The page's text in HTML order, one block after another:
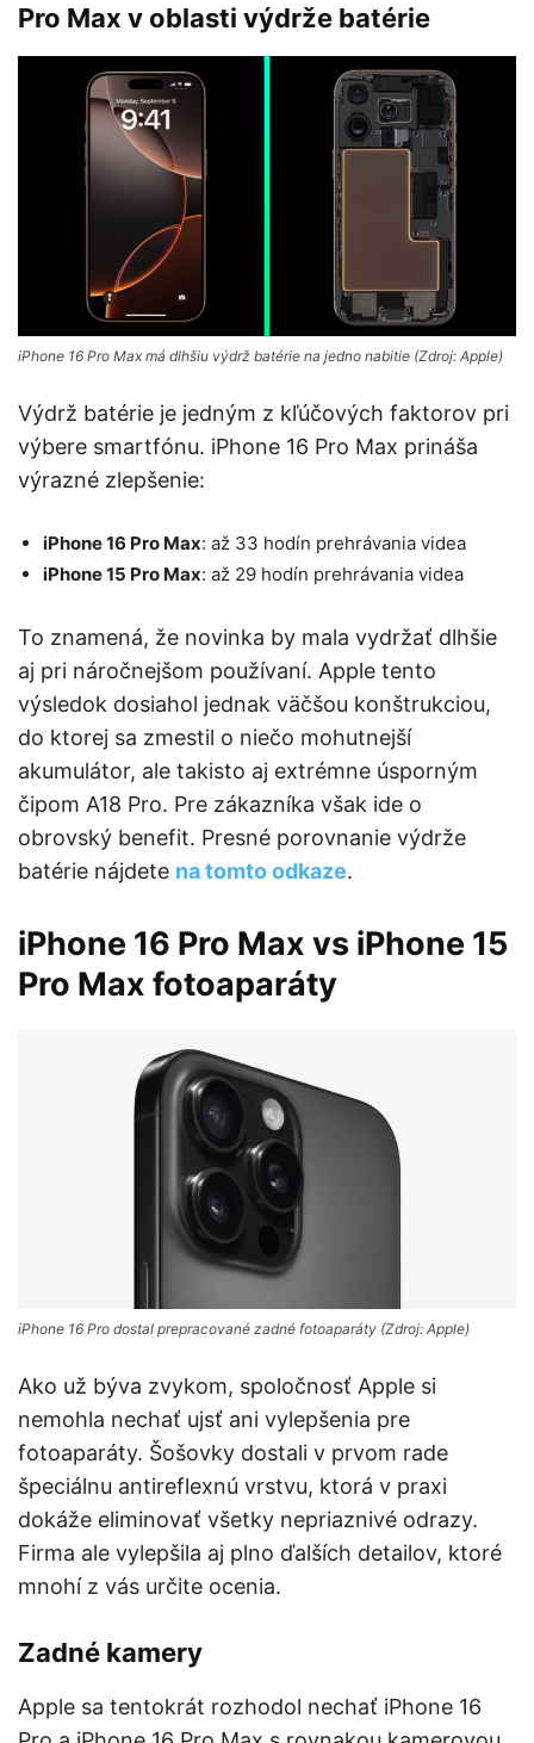
Pro Max v oblasti výdrže batérie
iPhone 16 Pro Max má dlhšiu výdrž batérie na jedno nabitie (Zdroj: Apple)
Výdrž batérie je jedným z kľúčových faktorov pri
výbere smartfónu. iPhone 16 Pro Max prináša
výrazné zlepšenie:
iPhone 16 Pro Max: až 33 hodín prehrávania videa
iPhone 15 Pro Max: až 29 hodín prehrávania videa
To znamená, že novinka by mala vydržať dlhšie
aj pri náročnejšom používaní. Apple tento
výsledok dosiahol jednak väčšou konštrukciou,
do ktorej sa zmestil o niečo mohutnejší
akumulátor, ale takisto aj extrémne úsporným
čipom A18 Pro. Pre zákazníka však ide o
obrovský benefit. Presné porovnanie výdrže
batérie nájdete na tomto odkaze.
iPhone 16 Pro Max vs iPhone 15
Pro Max fotoaparáty
iPhone 16 Pro dostal prepracované zadné fotoaparáty (Zdroj: Apple)
Ako už býva zvykom, spoločnosť Apple si
nemohla nechať ujsť ani vylepšenia pre
fotoaparáty. Šošovky dostali v prvom rade
špeciálnu antireflexnú vrstvu, ktorá v praxi
dokáže eliminovať všetky nepriaznivé odrazy.
Firma ale vylepšila aj plno ďalších detailov, ktoré
mnohí z vás určite ocenia.
Zadné kamery
Apple sa tentokrát rozhodol nechať iPhone 16